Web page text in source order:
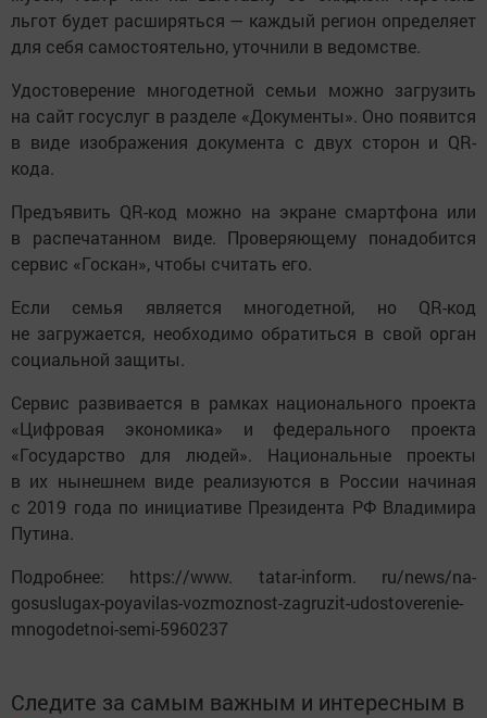
льгот будет расширяться — каждый регион определяет
для себя самостоятельно, уточнили в ведомстве.
Удостоверение многодетной семьи можно загрузить
на сайт госуслуг в разделе «Документы». Оно появится
в виде изображения документа с двух сторон и QR-
кода.
Предъявить QR-код можно на экране смартфона или
в распечатанном виде. Проверяющему понадобится
сервис «Госкан», чтобы считать его.
Если семья является многодетной, но QR-код
не загружается, необходимо обратиться в свой орган
социальной защиты.
Сервис развивается в рамках национального проекта
«Цифровая экономика» и федерального проекта
«Государство для людей». Национальные проекты
в их нынешнем виде реализуются в России начиная
с 2019 года по инициативе Президента РФ Владимира
Путина.
Подробнее: https://www. tatar-inform. ru/news/na-
gosuslugax-poyavilas-vozmoznost-zagruzit-udostoverenie-
mnogodetnoi-semi-5960237
Следите за самым важным и интересным в